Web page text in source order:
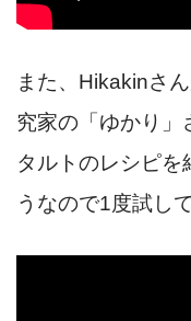
また、Hikakinさ
究家の「ゆかり」
タルトのレシピを
うなので1度試し